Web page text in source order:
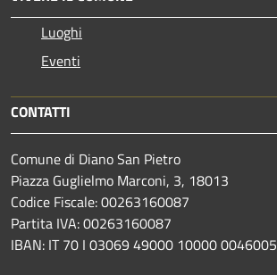
Luoghi
Eventi
CONTATTI
Comune di Diano San Pietro
Piazza Guglielmo Marconi, 3, 18013
Codice Fiscale: 00263160087
Partita IVA: 00263160087
IBAN: IT 70 I 03069 49000 10000 0046005